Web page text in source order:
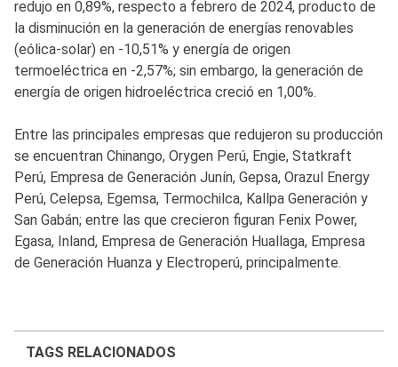
redujo en 0,89%, respecto a febrero de 2024, producto de
la disminución en la generación de energías renovables
(eólica-solar) en -10,51% y energía de origen
termoeléctrica en -2,57%; sin embargo, la generación de
energía de origen hidroeléctrica creció en 1,00%.
Entre las principales empresas que redujeron su producción
se encuentran Chinango, Orygen Perú, Engie, Statkraft
Perú, Empresa de Generación Junín, Gepsa, Orazul Energy
Perú, Celepsa, Egemsa, Termochilca, Kallpa Generación y
San Gabán; entre las que crecieron figuran Fenix Power,
Egasa, Inland, Empresa de Generación Huallaga, Empresa
de Generación Huanza y Electroperú, principalmente.
TAGS RELACIONADOS